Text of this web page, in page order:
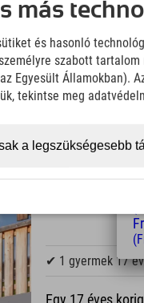
✔ 1 gyermek 17
Egy 17 éves
más
és hasonló
szabott
Egyesült Államokban).
tekintse meg
a legszükségesebb